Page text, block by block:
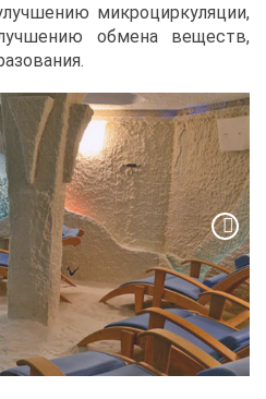
мик­ро­цир­ку­ля­ции,
об­ме­на ве­ществ,